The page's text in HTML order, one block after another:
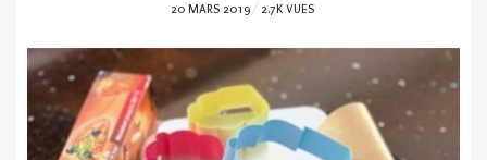
POSTED
20 MARS 2019 2.7K VUES